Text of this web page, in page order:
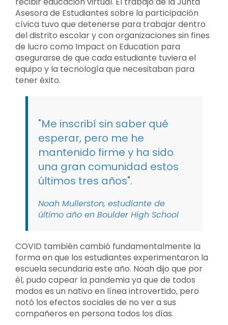
Asesora de Estudiantes sobre la participación
cívica tuvo que detenerse para trabajar dentro
del distrito escolar y con organizaciones sin fines
de lucro como Impact on Education para
asegurarse de que cada estudiante tuviera el
equipo y la tecnología que necesitaban para
tener éxito.
"Me inscribí sin saber qué
esperar, pero me he
mantenido firme y ha sido
una gran comunidad estos
últimos tres años".
Noah Mullerston, estudiante de
último año en Boulder High School
COVID también cambió fundamentalmente la
forma en que los estudiantes experimentaron la
escuela secundaria este año. Noah dijo que por
él, pudo capear la pandemia ya que de todos
modos es un nativo en línea introvertido, pero
notó los efectos sociales de no ver a sus
compañeros en persona todos los días.